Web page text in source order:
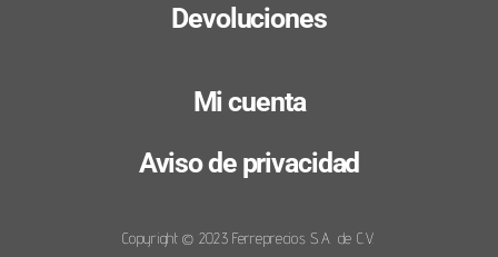
Devoluciones
Mi cuenta
Aviso de privacidad
Copyright © 2023 Ferreprecios S.A. de C.V.